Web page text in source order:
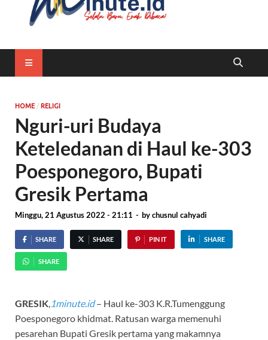
HOME / RELIGI
Nguri-uri Budaya
Keteledanan di Haul ke-303
Poesponegoro, Bupati
Gresik Pertama
Minggu, 21 Agustus 2022 - 21:11 - bychusnul cahyadi
SHARE SHARE PIN IT SHARE
SHARE
GRESIK, 1minute.id– Haul ke-303 K.R.Tumenggung
Poesponegoro khidmat. Ratusan warga memenuhi
pesarehan Bupati Gresik pertama yang makamnya